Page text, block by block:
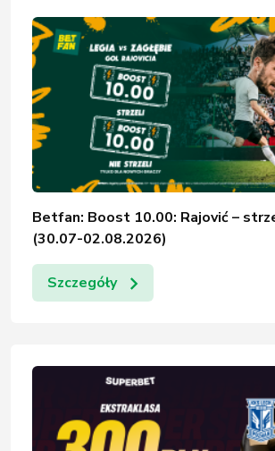
Betfan: Boost 10.00: Rajović –
(30.07-02.08.2026)
Szczegóły